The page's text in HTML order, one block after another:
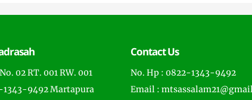
02 RT. 001 RW. 001
1343-9492 Martapura
Contact Us
No. Hp : 0822-1343-9492
Email :